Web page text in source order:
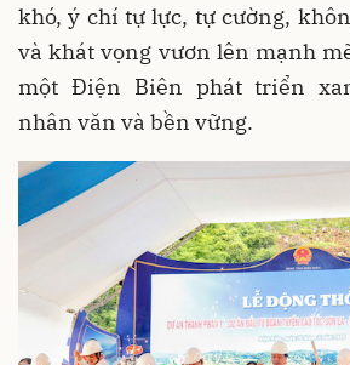
khó, ý chí tự lực, tự cường,
và khát vọng vươn lên mạnh
một Điện Biên phát triển
nhân văn và bền vững.